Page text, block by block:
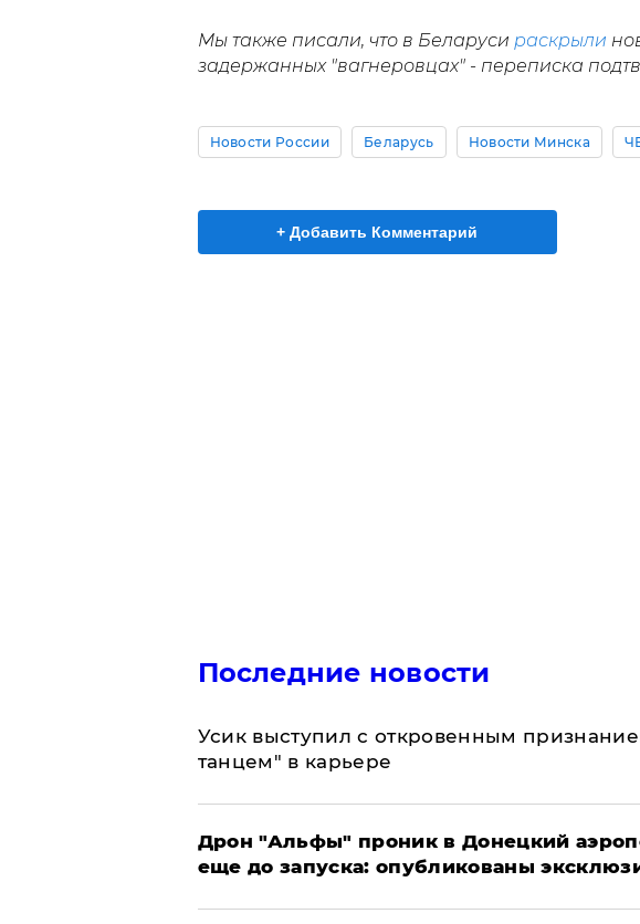
Мы также писали, что в Беларуси раскрыли
задержанных "вагнеровцах" - переписка
Новости России Беларусь Новости Минска
+ Добавить Комментарий
Последние новости
Усик выступил с откровенным
танцем" в карьере
Дрон "Альфы" проник в Донецкий
еще до запуска: опубликованы